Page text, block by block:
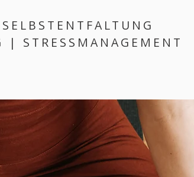
STRESSMANAGEMENT